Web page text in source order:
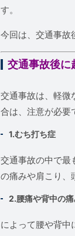
す。
今回は、交通事故
交通事故後に
交通事故は、軽微
合は、注意が必要
1.むち打ち症
交通事故の中で最
の痛みや肩こり、
2.腰痛や背中の
によって腰や背中